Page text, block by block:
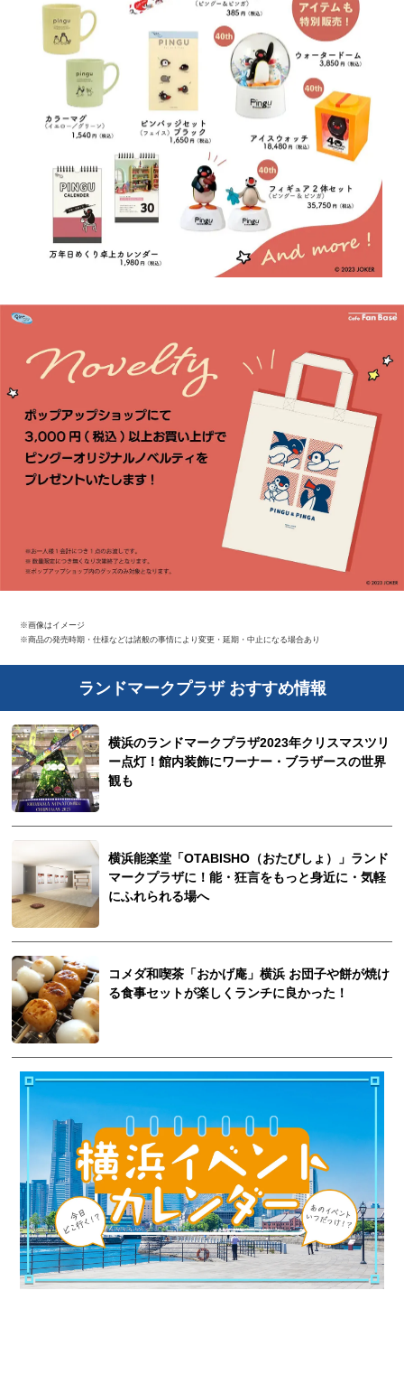
※画像はイメージ
※商品の発売時期・仕様などは諸般の事情により変更・延期・中止になる場合あり
ランドマークプラザ おすすめ情報
横浜のランドマークプラザ2023年クリスマスツリ
ー点灯！館内装飾にワーナー・ブラザースの世界
観も
横浜能楽堂「OTABISHO（おたびしょ）」ランド
マークプラザに！能・狂言をもっと身近に・気軽
にふれられる場へ
コメダ和喫茶「おかげ庵」横浜 お団子や餅が焼け
る食事セットが楽しくランチに良かった！